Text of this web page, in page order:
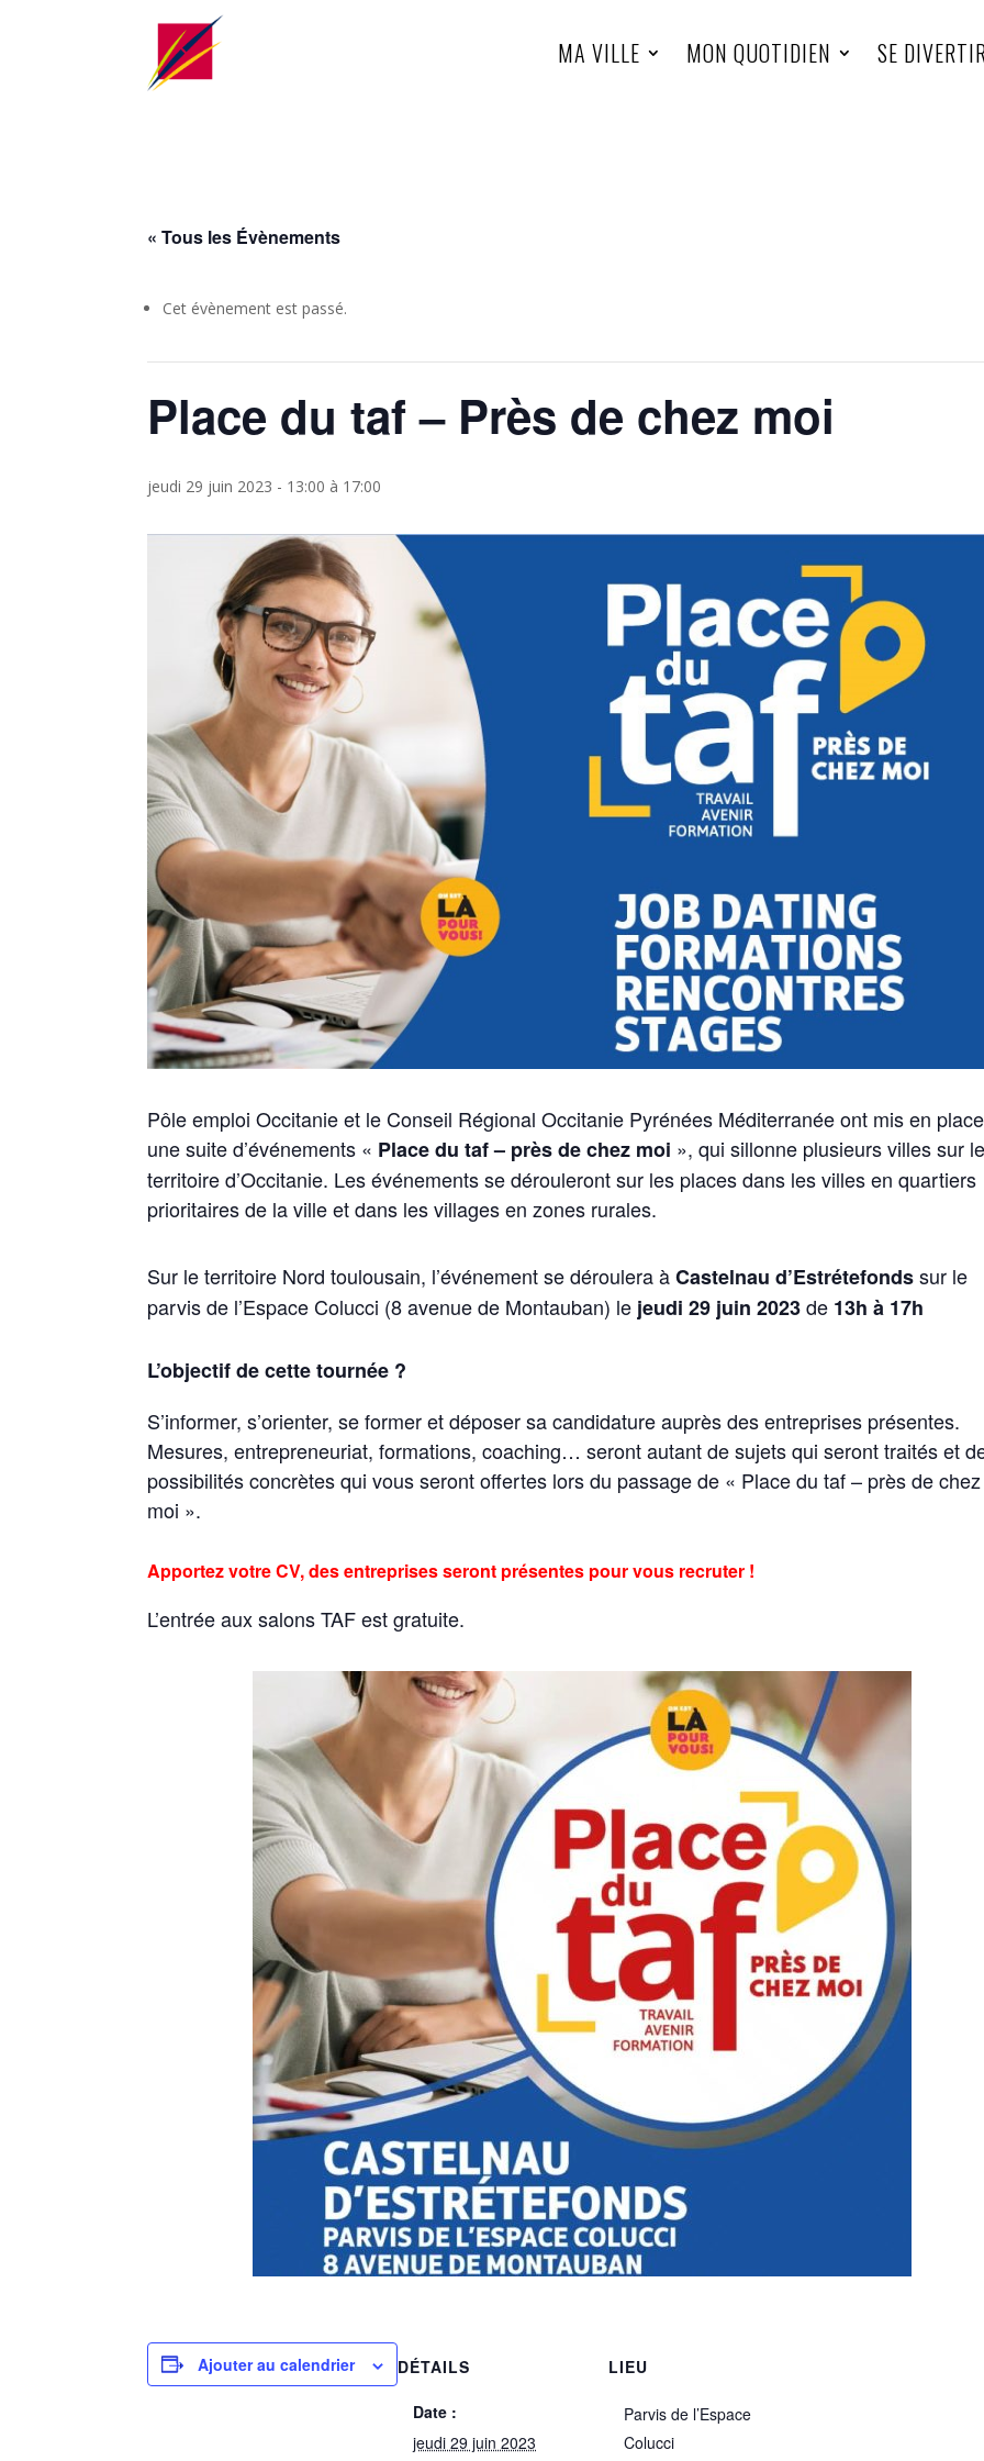
MA VILLE MON QUOTIDIEN SE
« Tous les Évènements
Cet évènement est passé.
Place du taf – Près de chez moi
jeudi 29 juin 2023 - 13:00 à 17:00
Pôle emploi Occitanie et le Conseil Régional Occitanie Pyrénées Méditerranée ont mis en place
une suite d’événements « Place du taf – près de chez moi », qui sillonne plusieurs villes sur le
territoire d’Occitanie. Les événements se dérouleront sur les places dans les villes en quartiers
prioritaires de la ville et dans les villages en zones rurales.
Sur le territoire Nord toulousain, l’événement se déroulera àCastelnau d’Estrétefondssur le
parvis de l’Espace Colucci (8 avenue de Montauban) le jeudi 29 juin 2023de 13h à 17h
L’objectif de cette tournée ?
S’informer, s’orienter, se former et déposer sa candidature auprès des entreprises présentes.
Mesures, entrepreneuriat, formations, coaching… seront autant de sujets qui seront traités et
possibilités concrètes qui vous seront offertes lors du passage de « Place du taf – près de chez
moi ».
Apportez votre CV, des entreprises seront présentes pour vous recruter !
L’entrée aux salons TAF est gratuite.
Ajouter au calendrier DÉTAILS
Date :
jeudi 29 juin 2023
LIEU
Parvis de l’Espace
Colucci